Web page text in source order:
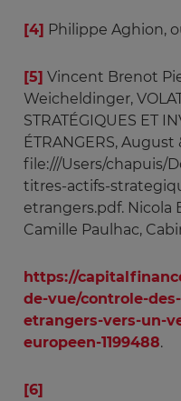
[4] Philippe Aghion,
[5] Vincent Brenot
Weicheldinger,
STRATÉGIQUES ET
ÉTRANGERS,
file:///Users/chapuis/
titres-actifs-
etrangers.pdf. Nicola
Camille Paulhac,
https://
de-vue/controle-
etrangers-vers-un-
europeen-1199488.
[6]